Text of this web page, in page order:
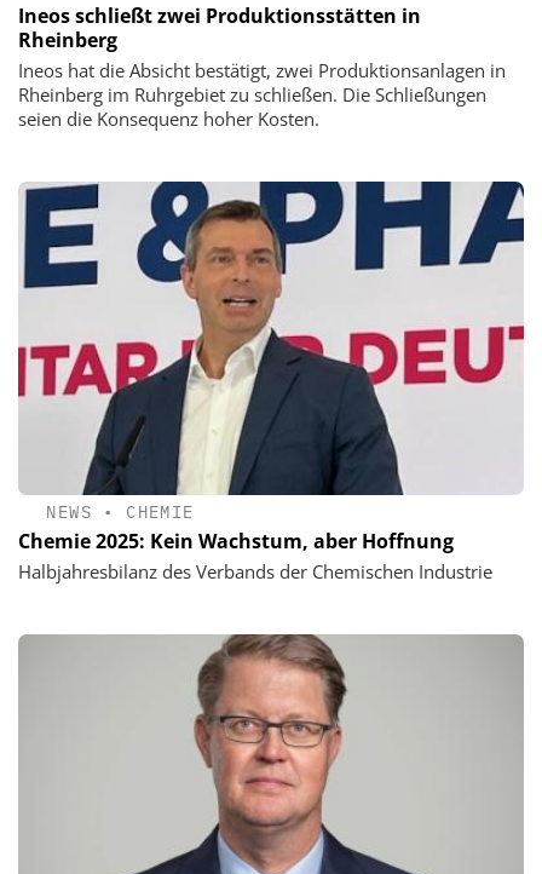
Ineos schließt zwei Produktionsstätten in
Rheinberg
Ineos hat die Absicht bestätigt, zwei Produktionsanlagen in
Rheinberg im Ruhrgebiet zu schließen. Die Schließungen
seien die Konsequenz hoher Kosten.
NEWS • CHEMIE
Chemie 2025: Kein Wachstum, aber Hoffnung
Halbjahresbilanz des Verbands der Chemischen Industrie